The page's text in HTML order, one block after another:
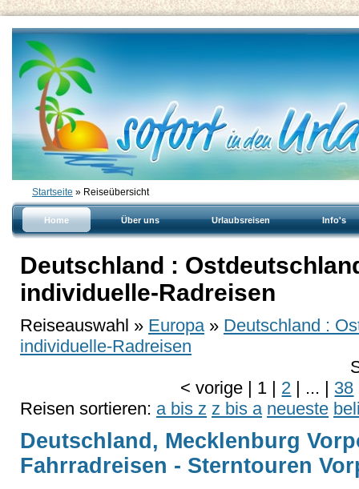
Startseite » Reiseübersicht
Home Über uns Urlaubsreisen Info's
Deutschland :
individuelle-Radreisen
Reiseauswahl » Europa » Deutschland :
individuelle-Radreisen
<vorige | 1 | 2 | ... | 38
Reisen sortieren: a bis z z bis a neueste
Deutschland, Mecklenburg
Fahrradreisen - Sterntouren